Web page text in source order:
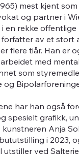
mest kjent som
og partner i
en rekke
av et stort
flere tiår. Han er
med
som
og
har han også
spesielt grafikk,
Anja
i 2023,
utstiller ved